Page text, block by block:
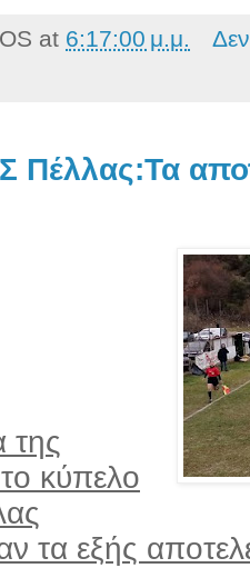
at 6:17:00 μ.μ.
Πέλλας:Τα
της
κύπελο
τα εξής